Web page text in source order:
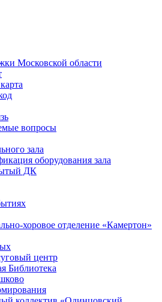
Московской области
вопросы
зала
оборудования зала
ДК
хоровое отделение «Камертон»
центр
Библиотека